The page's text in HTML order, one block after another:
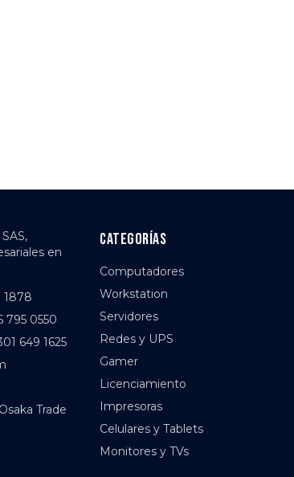
en
1878
795 0550
649 1625
Trade
Categorías
Computadores
Workstation
Servidores
Redes y UPS
Gamer
Licenciamiento
Impresoras
Celulares y Tablets
Monitores y TVs